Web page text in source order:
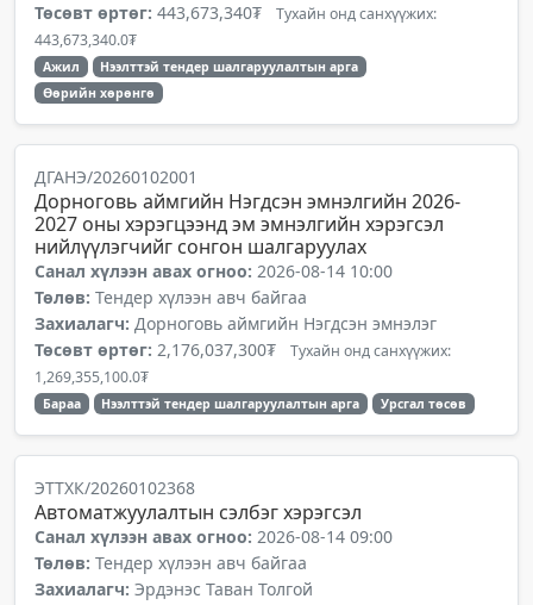
Төсөвт өртөг: 443,673,340₮ Тухайн онд санхүүжих:
443,673,340.0₮
Ажил
Нээлттэй тендер шалгаруулалтын арга
Өөрийн хөрөнгө
ДГАНЭ/20260102001
Дорноговь аймгийн Нэгдсэн эмнэлгийн 2026-
2027 оны хэрэгцээнд эм эмнэлгийн хэрэгсэл
нийлүүлэгчийг сонгон шалгаруулах
Санал хүлээн авах огноо: 2026-08-14 10:00
Төлөв: Тендер хүлээн авч байгаа
Захиалагч: Дорноговь аймгийн Нэгдсэн эмнэлэг
Төсөвт өртөг: 2,176,037,300₮ Тухайн онд санхүүжих:
1,269,355,100.0₮
Бараа Нээлттэй тендер шалгаруулалтын арга Урсгал төсөв
ЭТТХК/20260102368
Автоматжуулалтын сэлбэг хэрэгсэл
Санал хүлээн авах огноо: 2026-08-14 09:00
Төлөв: Тендер хүлээн авч байгаа
Захиалагч: Эрдэнэс Таван Толгой